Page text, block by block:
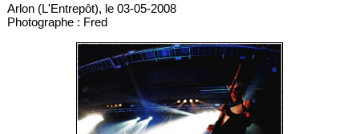
Arlon (L'Entrepôt), le 03-05-2008
Photographe : Fred